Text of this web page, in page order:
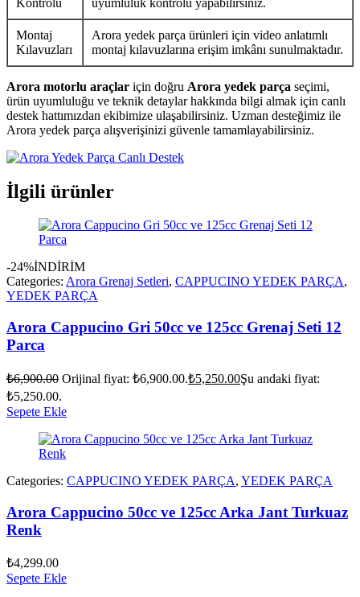
Montaj
Kılavuzları
Arora yedek parça ürünleri için video anlatımlı
montaj kılavuzlarına erişim imkânı sunulmaktadır.
Arora motorlu araçlar için doğru Arora yedek parça seçimi,
ürün uyumluluğu ve teknik detaylar hakkında bilgi almak için canlı
destek hattımızdan ekibimize ulaşabilirsiniz. Uzman desteğimiz ile
Arora yedek parça alışverişinizi güvenle tamamlayabilirsiniz.
İlgili ürünler
-24%İNDİRİM
Categories: Arora Grenaj Setleri, CAPPUCINO YEDEK PARÇA,
YEDEK PARÇA
Arora Cappucino Gri 50cc ve 125cc Grenaj Seti 12
Parca
₺6,900.00 Orijinal fiyat: ₺6,900.00.₺5,250.00Şu andaki fiyat:
₺5,250.00.
Sepete Ekle
Categories: CAPPUCINO YEDEK PARÇA, YEDEK PARÇA
Arora Cappucino 50cc ve 125cc Arka Jant Turkuaz
Renk
₺4,299.00
Sepete Ekle